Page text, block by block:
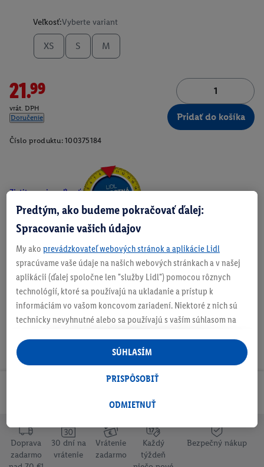
Veľkosť:Vyberte variant
XS S M
21.99
vrát. DPH
Doručenie
Pridať do košíka
Číslo produktu: 100375184
Zistite svoju veľkosť
O produkte
Doprava
zadarmo
30 dní na
vrátenie
Vrátenie
zadarmo
Každý
týždeň
Bezpečný nákup
Predtým, ako budeme pokračovať ďalej:
Spracovanie vašich údajov
My ako prevádzkovateľ webových stránok a aplikácie Lidl
spracúvame vaše údaje na našich webových stránkach a v našej
aplikácii (ďalej spoločne len "služby Lidl") pomocou rôznych
technológií, ktoré sa používajú na ukladanie a prístup k
informáciám vo vašom koncovom zariadení. Niektoré z nich sú
technicky nevyhnutné alebo sa používajú s vaším súhlasom na
personalizovanú reklamu v rámci služieb Lidl aj mimo nich. Ak
ste účastníkom programu Lidl Plus, na tieto účely sa spracúvajú
aj údaje z vášho nákupného správania v obchode.
následne si vytvoríte účet Lidl Plus alebo sa prihlásite do svojho
tiež vytvoriť špeciálny online identifikátor z e-mailovej adresy,
ktorú tam uvediete, aby sme vás mohli rozpoznať v službách
prevádzkovaných tretími stranami a zobrazovať vám
ODMIETNUŤ
PRISPÔSOBIŤ
SÚHLASÍM